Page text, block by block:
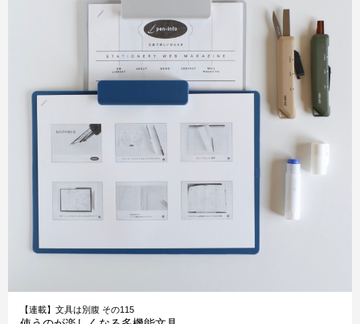
【連載】文具は別腹 その115